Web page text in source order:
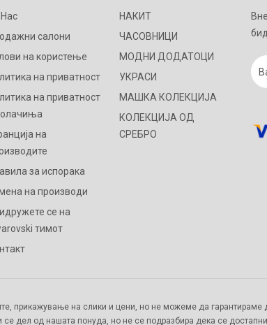
салони
на користење
на приватност
на приватност
на
за испорака
на производи
се на
тимот
НАКИТ
ЧАСОВНИЦИ
МОДНИ ДОДАТОЦИ
УКРАСИ
МАШКА КОЛЕКЦИЈА
КОЛЕКЦИЈА ОД
СРЕБРО
прикажување на слики и цени, но не можеме да гарантираме
се дел од нашата понуда, но не се подразбира дека се